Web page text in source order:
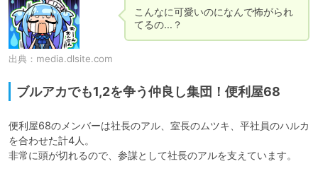
出典： media.dlsite.com
こんなに可愛いのになんで怖がられ
てるの…？
ブルアカでも1,2を争う仲良し集団！便利屋68
便利屋68のメンバーは社長のアル、室長のムツキ、平社員のハルカ
を合わせた計4人。
非常に頭が切れるので、参謀として社長のアルを支えています。